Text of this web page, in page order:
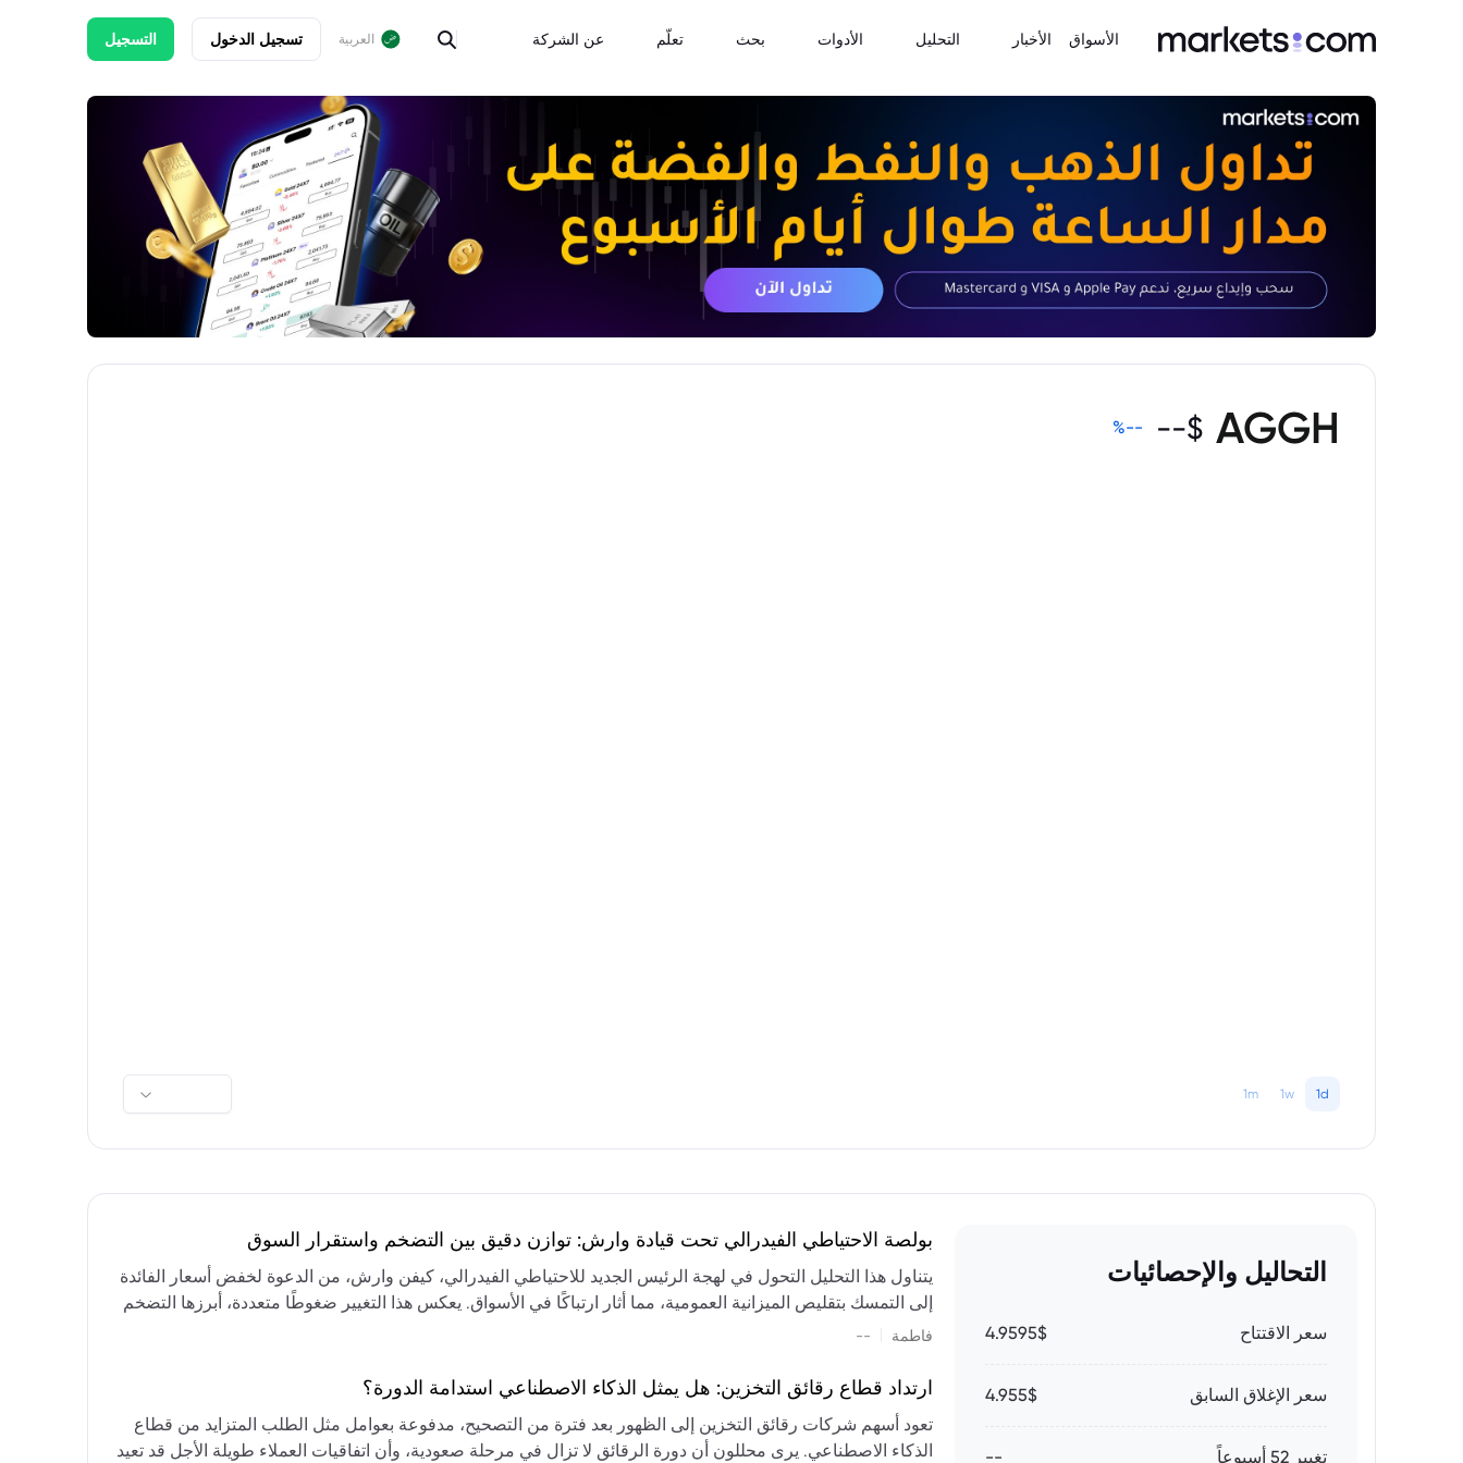
الأسواق الأخبار التحليل الأدوات بحث تعلّم عن الشركة العربية تسجيل الدخول التسجيل
AGGH
$
--
--
%
1d
1w
1m
التحاليل والإحصائيات
سعر الاقتتاح 4.9595$
سعر الإغلاق السابق 4.955$
تغيير 52 أسبوعاً --
بولصة الاحتياطي الفيدرالي تحت قيادة وارش: توازن دقيق بين التضخم واستقرار السوق
يتناول هذا التحليل التحول في لهجة الرئيس الجديد للاحتياطي الفيدرالي، كيفن وارش، من الدعوة لخفض أسعار الفائدة
إلى التمسك بتقليص الميزانية العمومية، مما أثار ارتباكًا في الأسواق. يعكس هذا التغيير ضغوطًا متعددة، أبرزها التضخم
المستمر، والعجز المالي الكبير، والتوترات الجيوسياسية في الشرق الأوسط، التي تقيد خيارات خفض الفائدة أو خفض
وتجنب التدابير الاستفزازية التي قد تزعزع استقرار السوق.
فاطمة --
ارتداد قطاع رقائق التخزين: هل يمثل الذكاء الاصطناعي استدامة الدورة؟
تعود أسهم شركات رقائق التخزين إلى الظهور بعد فترة من التصحيح، مدفوعة بعوامل مثل الطلب المتزايد من قطاع
الذكاء الاصطناعي. يرى محللون أن دورة الرقائق لا تزال في مرحلة صعودية، وأن اتفاقيات العملاء طويلة الأجل قد تعيد